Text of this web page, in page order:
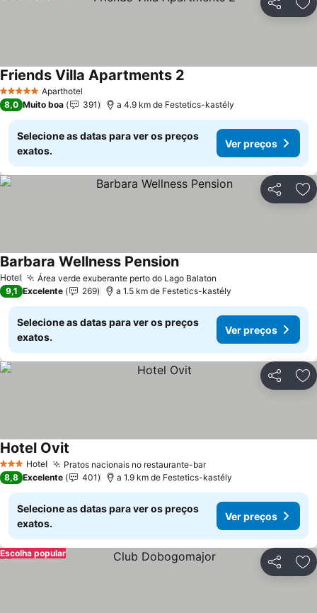
Partilhar
5 Estrelas Aparthotel
Friends Villa Apartments 2
8,0 Muito boa 391 a 4.9 km de Festetics-kastély
Selecione as datas para ver os preços
exatos.
Ver preços
Partilhar
Hotel Área verde exuberante perto do Lago Balaton
Barbara Wellness Pension
9,1 Excelente 269 a 1.5 km de Festetics-kastély
Selecione as datas para ver os preços
exatos.
Ver preços
Partilhar
3 EstrelasHotel Pratos nacionais no restaurante-bar
Hotel Ovit
8,8 Excelente 401 a 1.9 km de Festetics-kastély
Selecione as datas para ver os preços
exatos.
Ver preços
Partilhar
Escolha popular